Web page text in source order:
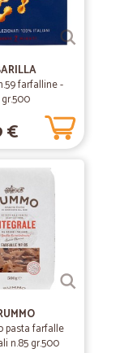
farfalline -
gr.500
€
pasta farfalle
n.85 gr.500